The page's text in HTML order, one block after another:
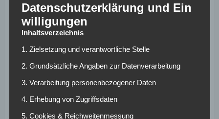
Länderspiele zuletzt positiv über die erbrachte Leistung
des 21-Jährigen: „Ich freue mich riesig für den Jungen. Das
hat er sich mit harter Arbeit verdient.“ Doch nicht nur sein
zufrieden mit seinen Auftritten für die
Nationalmannschaft. „Ich denke, ich habe zwei gute Spiele
abgeliefert. Es liegt jetzt an mir, dass ich in Zukunft
Pavard gegenüber demkicker. Es bleibt spannend zu
beobachten, wohin der Weg des talentierten Verteidigers
Datenschutzerklärung und Ein
willigungen
Inhaltsverzeichnis
1. Zielsetzung und verantwortliche Stelle
2. Grundsätzliche Angaben zur Datenverarbeitung
3. Verarbeitung personenbezogener Daten
4. Erhebung von Zugriffsdaten
5. Cookies & Reichweitenmessung